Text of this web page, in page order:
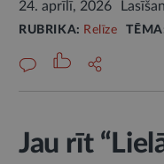
24. aprīlī, 2026
RUBRIKA: Relīze
Jau rīt